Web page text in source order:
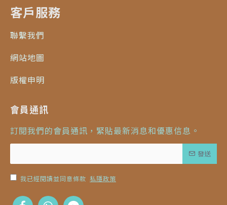
客戶服務
聯繫我們
網站地圖
版權申明
會員通訊
訂閱我們的會員通訊，緊貼最新消息和優惠信息。
發送
我已經閱讀並同意條款 私隱政策